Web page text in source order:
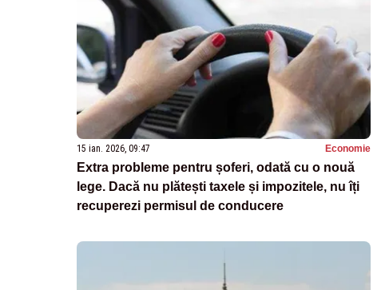
15 ian. 2026, 09:47 Economie
Extra probleme pentru șoferi, odată cu o nouă
lege. Dacă nu plătești taxele și impozitele, nu îți
recuperezi permisul de conducere